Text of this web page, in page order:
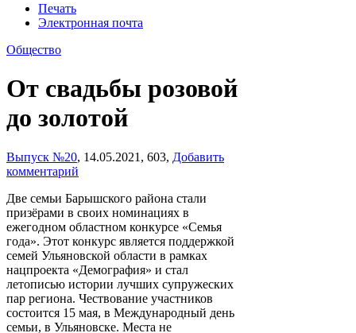
Печать
Электронная почта
Общество
От свадьбы розовой
до золотой
Выпуск №20, 14.05.2021, 603, Добавить
комментарий
Две семьи Барышского района стали
призёрами в своих номинациях в
ежегодном областном конкурсе «Семья
года». Этот конкурс является поддержкой
семей Ульяновской области в рамках
нацпроекта «Демография» и стал
летописью истории лучших супружеских
пар региона. Чествование участников
состоится 15 мая, в Международный день
семьи, в Ульяновске. Места не